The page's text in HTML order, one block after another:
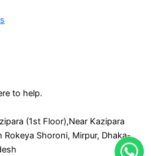
to help.
(1st Floor),Near Kazipara
Rokeya Shoroni, Mirpur, Dhaka-